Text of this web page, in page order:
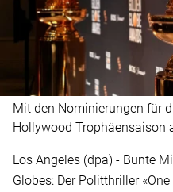
Mit den Nominierungen für
Hollywood Trophäensaison
Los Angeles (dpa) - Bunte
Globes: Der Politthriller